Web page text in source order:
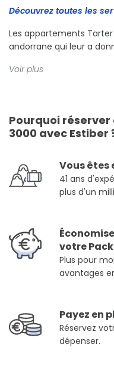
Découvrez toutes les
Les appartements
andorrane qui leur a
Voir plus
Pourquoi
3000 avec Estiber
Vous êtes
41 ans
plus d'un
votre
Plus pour
avantages
Payez en
Réservez
dépenser.